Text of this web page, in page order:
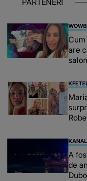
PARTENERI
are
A
de